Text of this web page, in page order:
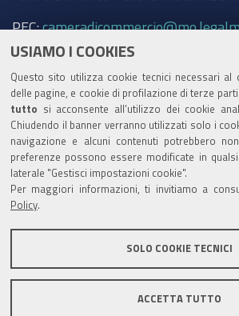
USIAMO I COOKIES
Questo sito utilizza cookie tecnici necessari al
delle pagine, e cookie di profilazione di terze
tutto si acconsente all’utilizzo dei cookie
Chiudendo il banner verranno utilizzati solo i
navigazione e alcuni contenuti potrebbero
preferenze possono essere modificate in
laterale "Gestisci impostazioni cookie".
Per maggiori informazioni, ti invitiamo a
Policy
SOLO COOKIE TECNICI
ACCETTA TUTTO
PEC:
Trasparenza
Amministrazione trasparente
Albo Camerale
Pubblicità Legale
Area riservata Amministratori
Informativa generale Informative